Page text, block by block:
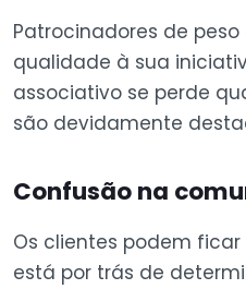
Patrocinadores de
qualidade à sua
associativo se perde
são devidamente
Confusão na
Os clientes podem
está por trás de